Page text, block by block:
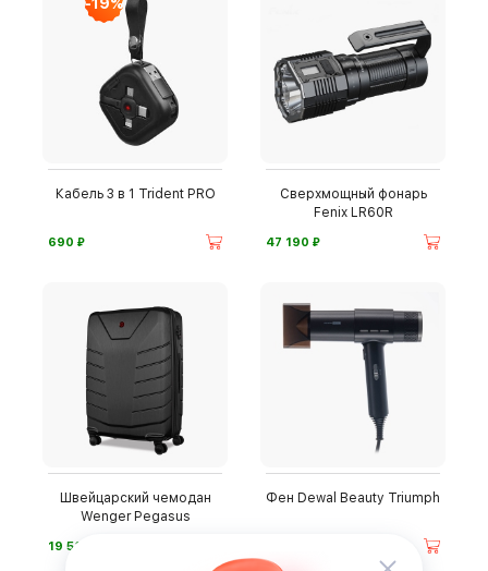
Кабель 3 в 1 Trident PRO
690 ⃏
Сверхмощный фонарь
Fenix LR60R
47 190 ⃏
Швейцарский чемодан
Wenger Pegasus
19 500
Фен Dewal Beauty Triumph